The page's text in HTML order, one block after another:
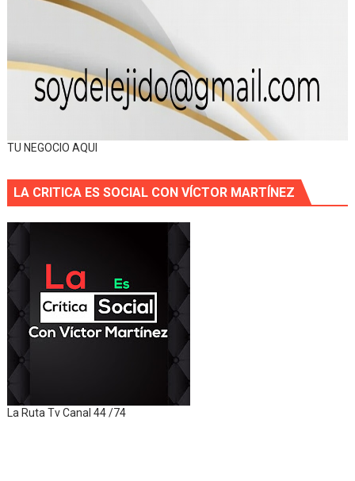
TU NEGOCIO AQUI
LA CRITICA ES SOCIAL CON VÍCTOR MARTÍNEZ
La Ruta Tv Canal 44 /74